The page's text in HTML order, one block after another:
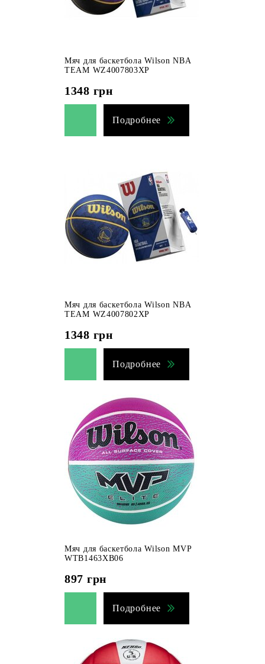
Мяч для баскетбола Wilson NBA
TEAM WZ4007803XP
1348 грн
Подробнее
Мяч для баскетбола Wilson NBA
TEAM WZ4007802XP
1348 грн
Подробнее
Мяч для баскетбола Wilson MVP
WTB1463XB06
897 грн
Подробнее